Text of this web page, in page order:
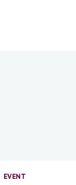
EVENT